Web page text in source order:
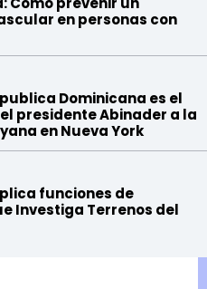
en personas con
Dominicana es el
presidente Abinader a la
en Nueva York
funciones de
Investiga Terrenos del